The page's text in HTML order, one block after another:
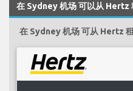
在 Sydney 机场 可以从 Hertz
在 Sydney 机场 可从 Hertz